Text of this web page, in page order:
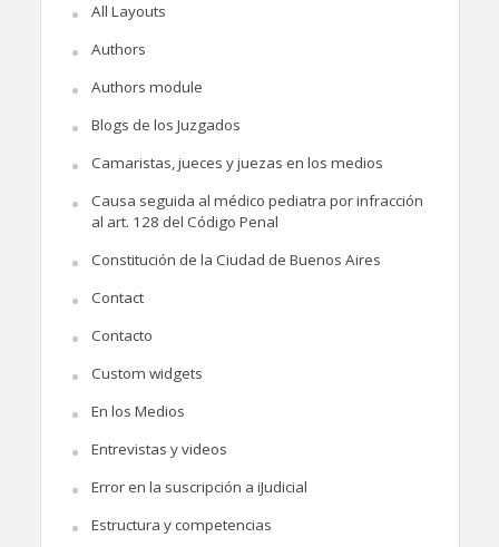
All Layouts
Authors
Authors module
Blogs de los Juzgados
Camaristas, jueces y juezas en los medios
Causa seguida al médico pediatra por infracción
al art. 128 del Código Penal
Constitución de la Ciudad de Buenos Aires
Contact
Contacto
Custom widgets
En los Medios
Entrevistas y videos
Error en la suscripción a iJudicial
Estructura y competencias